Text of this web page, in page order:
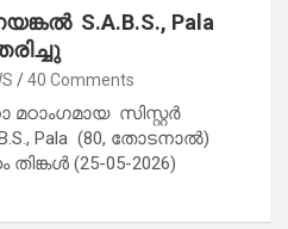
S.A.B.S., Pala
40 Comments
സിസ്റ്റർ
Pala (80, തോടനാൽ)
(25-05-2026)